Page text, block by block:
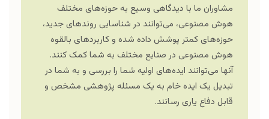
مشاوران ما با دیدگاهی وسیع به حوزه‌های مختلف
هوش مصنوعی، می‌توانند در شناسایی روندهای جدید،
حوزه‌های کمتر پوشش داده شده و کاربردهای بالقوه
هوش مصنوعی در صنایع مختلف به شما کمک کنند.
آنها می‌توانند ایده‌های اولیه شما را بررسی و به شما در
تبدیل یک ایده خام به یک مسئله پژوهشی مشخص و
قابل دفاع یاری رسانند.